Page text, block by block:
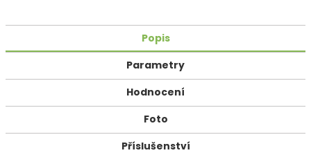
Popis
Parametry
Hodnocení
Foto
Příslušenství